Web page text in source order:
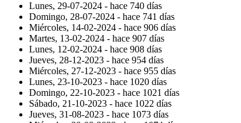
Lunes, 29-07-2024 - hace 740 días
Domingo, 28-07-2024 - hace 741 días
Miércoles, 14-02-2024 - hace 906 días
Martes, 13-02-2024 - hace 907 días
Lunes, 12-02-2024 - hace 908 días
Jueves, 28-12-2023 - hace 954 días
Miércoles, 27-12-2023 - hace 955 días
Lunes, 23-10-2023 - hace 1020 días
Domingo, 22-10-2023 - hace 1021 días
Sábado, 21-10-2023 - hace 1022 días
Jueves, 31-08-2023 - hace 1073 días